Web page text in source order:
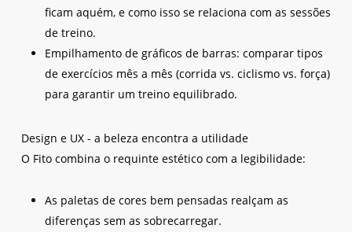
ficam aquém, e como isso se relaciona com as sessões
de treino.
Empilhamento de gráficos de barras: comparar tipos
de exercícios mês a mês (corrida vs. ciclismo vs. força)
para garantir um treino equilibrado.
Design e UX - a beleza encontra a utilidade
O Fito combina o requinte estético com a legibilidade:
As paletas de cores bem pensadas realçam as
diferenças sem as sobrecarregar.